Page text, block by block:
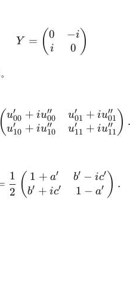
Y = (0
i
−i
0 )
U=
(u00
′ + iu00
′′
u10
′ + iu10
′′
u01
′ + iu01
′′
u11
′ + iu11
′′ ) .
\rho'=\frac12
2
1 ( 1 + a′
b′ + ic′
b′ − ic′
1 − a′ ) .